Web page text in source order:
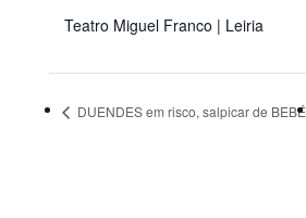
Teatro Miguel Franco | Leiria
DUENDES em risco, salpicar de BEBÉ